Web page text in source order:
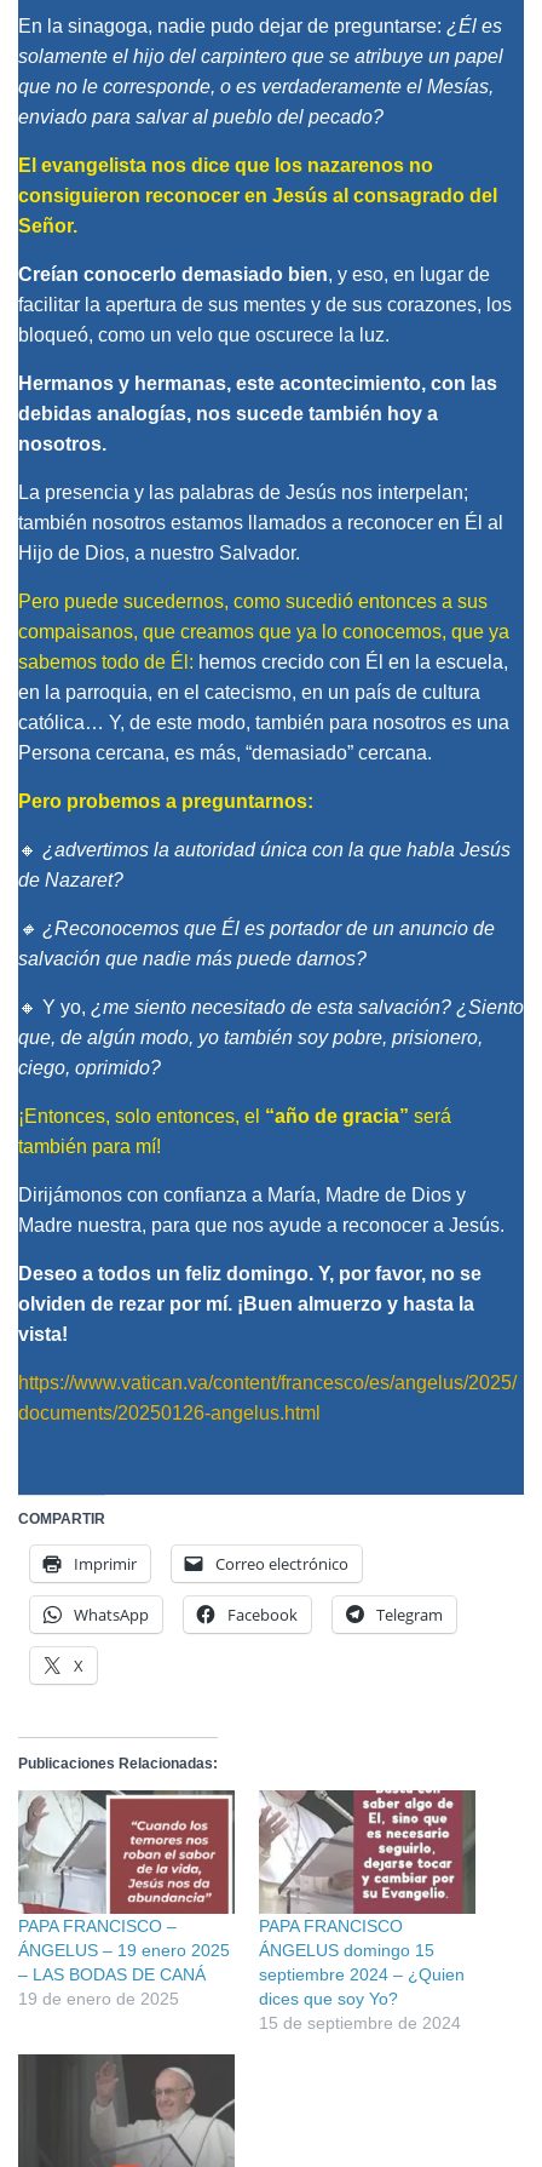
En la sinagoga, nadie pudo dejar de preguntarse: ¿Él es
solamente el hijo del carpintero que se atribuye un papel
que no le corresponde, o es verdaderamente el Mesías,
enviado para salvar al pueblo del pecado?
El evangelista nos dice que los nazarenos no
consiguieron reconocer en Jesús al consagrado del
Señor.
Creían conocerlo demasiado bien, y eso, en lugar de
facilitar la apertura de sus mentes y de sus corazones, los
bloqueó, como un velo que oscurece la luz.
Hermanos y hermanas, este acontecimiento, con las
debidas analogías, nos sucede también hoy a
nosotros.
La presencia y las palabras de Jesús nos interpelan;
también nosotros estamos llamados a reconocer en Él al
Hijo de Dios, a nuestro Salvador.
Pero puede sucedernos, como sucedió entonces a sus
compaisanos, que creamos que ya lo conocemos, que ya
sabemos todo de Él: hemos crecido con Él en la escuela,
en la parroquia, en el catecismo, en un país de cultura
católica… Y, de este modo, también para nosotros es una
Persona cercana, es más, “demasiado” cercana.
Pero probemos a preguntarnos:
🔸 ¿advertimos la autoridad única con la que habla Jesús
de Nazaret?
🔸 ¿Reconocemos que Él es portador de un anuncio de
salvación que nadie más puede darnos?
🔸 Y yo, ¿me siento necesitado de esta salvación? ¿Siento
que, de algún modo, yo también soy pobre, prisionero,
ciego, oprimido?
¡Entonces, solo entonces, el “año de gracia” será
también para mí!
Dirijámonos con confianza a María, Madre de Dios y
Madre nuestra, para que nos ayude a reconocer a Jesús.
Deseo a todos un feliz domingo. Y, por favor, no se
olviden de rezar por mí. ¡Buen almuerzo y hasta la
vista!
https://www.vatican.va/content/francesco/es/angelus/2025/
documents/20250126-angelus.html
COMPARTIR
Imprimir Correo electrónico
WhatsApp Facebook Telegram
X
Publicaciones Relacionadas:
PAPA FRANCISCO –
ÁNGELUS – 19 enero 2025
– LAS BODAS DE CANÁ
19 de enero de 2025
PAPA FRANCISCO
ÁNGELUS domingo 15
septiembre 2024 – ¿Quien
dices que soy Yo?
15 de septiembre de 2024